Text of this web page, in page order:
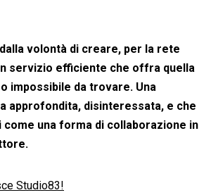
volontà di creare, per la rete
servizio efficiente che offra quella
impossibile da trovare. Una
approfondita, disinteressata, e che
una forma di collaborazione in
Studio83!